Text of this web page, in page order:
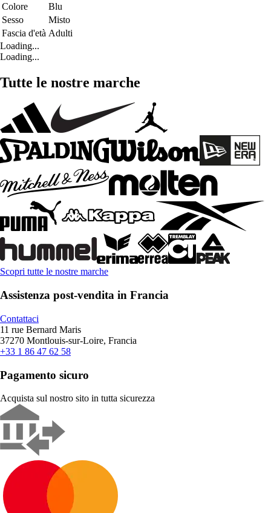
Colore
Blu
Sesso
Misto
Fascia d'età Adulti
Loading...
Loading...
Tutte le nostre marche
Scopri tutte le nostre marche
Assistenza post-vendita in Francia
Contattaci
11 rue Bernard Maris
37270 Montlouis-sur-Loire, Francia
+33 1 86 47 62 58
Pagamento sicuro
Acquista sul nostro sito in tutta sicurezza